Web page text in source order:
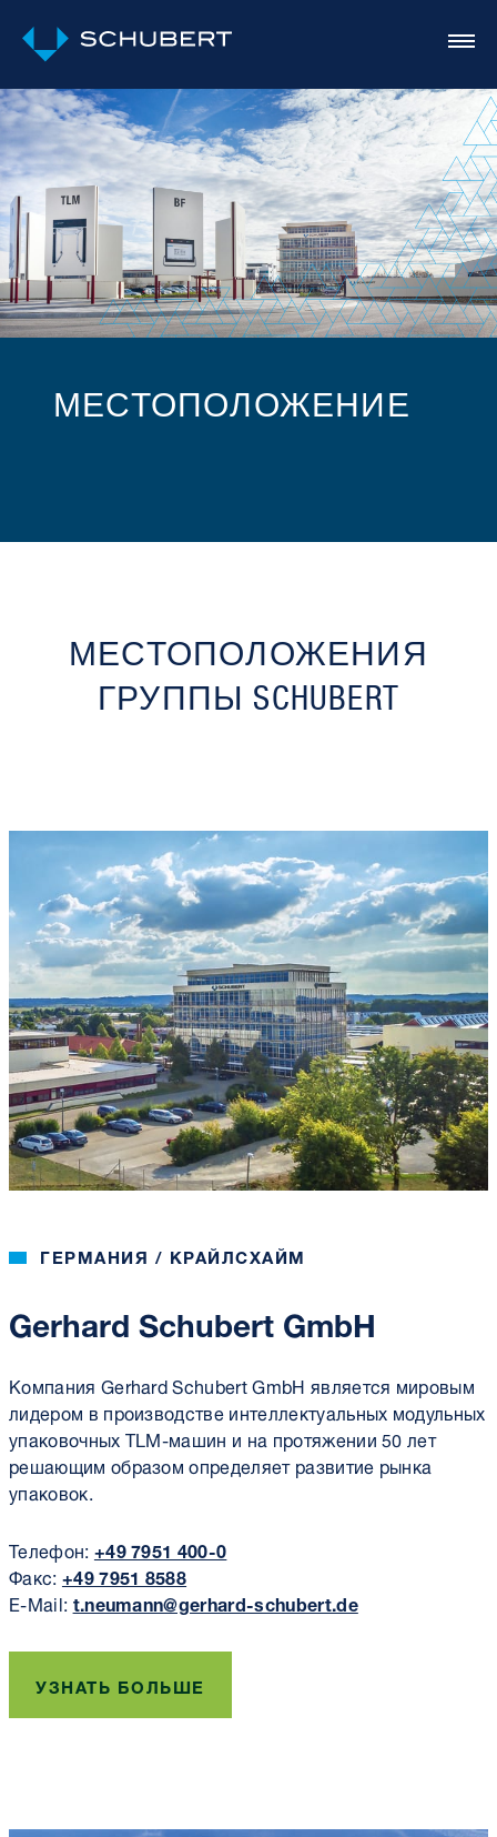
МЕСТОПОЛОЖЕНИЕ
МЕСТОПОЛОЖЕНИЯ
ГРУППЫ SCHUBERT
ГЕРМАНИЯ / КРАЙЛСХАЙМ
Gerhard Schubert GmbH
Компания Gerhard Schubert GmbH является мировым
лидером в производстве интеллектуальных модульных
упаковочных TLM-машин и на протяжении 50 лет
решающим образом определяет развитие рынка
упаковок.
Телефон:+49 7951 400-0
Факс:+49 7951 8588
E-Mail:t.neumann@gerhard-schubert.de
УЗНАТЬ БОЛЬШЕ